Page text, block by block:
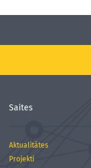
Saites
Aktualitātes
Projekti